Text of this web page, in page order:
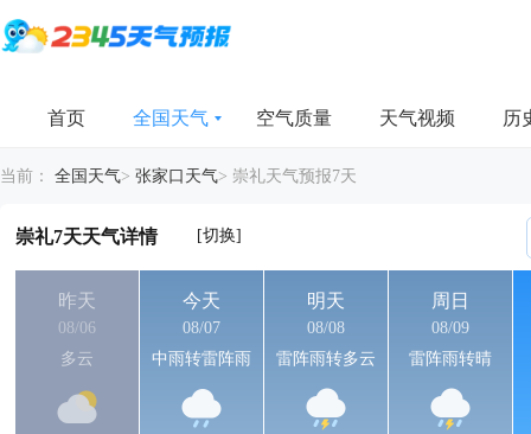
首页 全国天气 空气质量 天气视频 历
当前： 全国天气> 张家口天气> 崇礼天气预报7天
崇礼7天天气详情 [切换]
昨天
08/06
多云
今天
08/07
中雨转雷阵雨
明天
08/08
雷阵雨转多云
周日
08/09
雷阵雨转晴